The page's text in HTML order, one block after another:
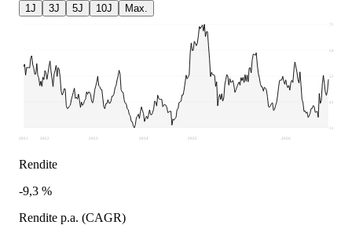
1J 3J 5J 10J Max.
31,8
42,68
53,57
64,45
75,34
2021 2022 2023 2024 2025 2026
Rendite
-9,3 %
Rendite p.a. (CAGR)